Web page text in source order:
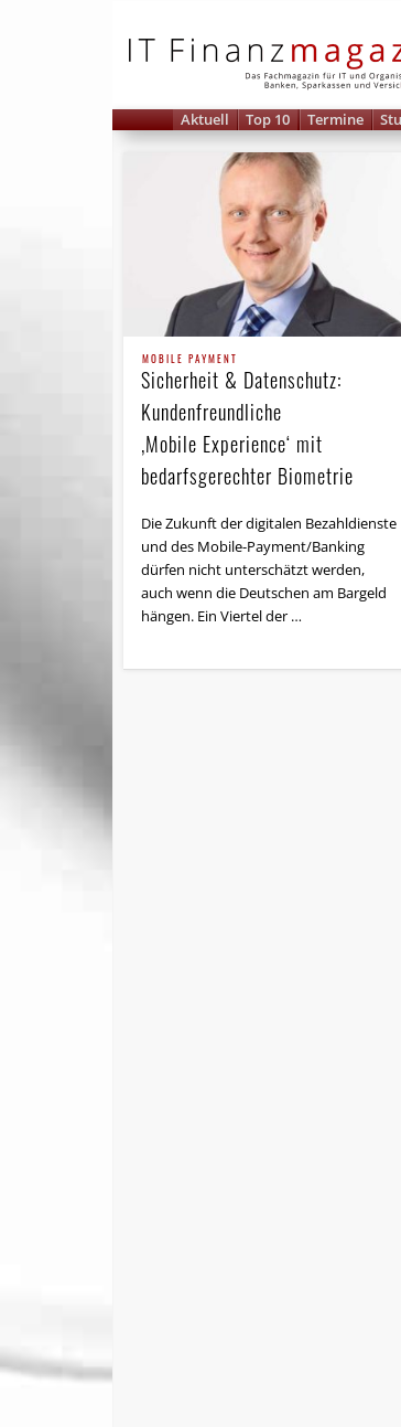
Aktuell Top 10 Termine
MOBILE PAYMENT
Sicherheit & Datenschutz:
Kundenfreundliche
‚Mobile Experience‘ mit
bedarfsgerechter Biometrie
Die Zukunft der digitalen Be­zahl­dienste
und des Mobile-Payment/­Banking
dürfen nicht unterschätzt werden,
auch wenn die Deutschen am Bargeld
hängen. Ein Viertel der …